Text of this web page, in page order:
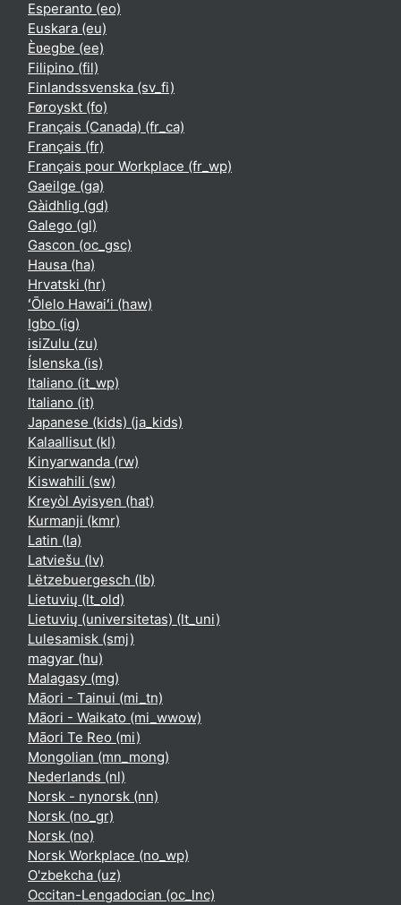
Esperanto ‎(eo)‎
Euskara ‎(eu)‎
Èʋegbe ‎(ee)‎
Filipino ‎(fil)‎
Finlandssvenska ‎(sv_fi)‎
Føroyskt ‎(fo)‎
Français (Canada) ‎(fr_ca)‎
Français ‎(fr)‎
Français pour Workplace ‎(fr_wp)‎
Gaeilge ‎(ga)‎
Gàidhlig ‎(gd)‎
Galego ‎(gl)‎
Gascon ‎(oc_gsc)‎
Hausa ‎(ha)‎
Hrvatski ‎(hr)‎
ʻŌlelo Hawaiʻi ‎(haw)‎
Igbo ‎(ig)‎
isiZulu ‎(zu)‎
Íslenska ‎(is)‎
Italiano ‎(it_wp)‎
Italiano ‎(it)‎
Japanese (kids) ‎(ja_kids)‎
Kalaallisut ‎(kl)‎
Kinyarwanda ‎(rw)‎
Kiswahili ‎(sw)‎
Kreyòl Ayisyen ‎(hat)‎
Kurmanji ‎(kmr)‎
Latin ‎(la)‎
Latviešu ‎(lv)‎
Lëtzebuergesch ‎(lb)‎
Lietuvių ‎(lt_old)‎
Lietuvių (universitetas) ‎(lt_uni)‎
Lulesamisk ‎(smj)‎
magyar ‎(hu)‎
Malagasy ‎(mg)‎
Māori - Tainui ‎(mi_tn)‎
Māori - Waikato ‎(mi_wwow)‎
Māori Te Reo ‎(mi)‎
Mongolian ‎(mn_mong)‎
Nederlands ‎(nl)‎
Norsk - nynorsk ‎(nn)‎
Norsk ‎(no_gr)‎
Norsk ‎(no)‎
Norsk Workplace ‎(no_wp)‎
O'zbekcha ‎(uz)‎
Occitan-Lengadocian ‎(oc_lnc)‎